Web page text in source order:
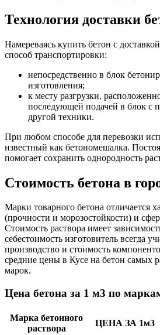
Технология доставки
Намереваясь купить бетон с
способ транспортировки:
непосредственно в блок
изготовления;
к месту разгрузки,
последующей подачей в блок с
другой техники.
При любом способе для перевозки
известный как бетономешалка.
помогает сохранить однородность
Стоимость бетона в
Марки товарного бетона отличается
(прочности и морозостойкости) и
Стоимость раствора имеет
себестоимость изготовитель всегда
производство и стоимость
средние цены в Кусе на бетон самых
марок.
Цена бетона за 1 м3 по
Марка бетонного
раствора
ЦЕНА ЗА 1м3